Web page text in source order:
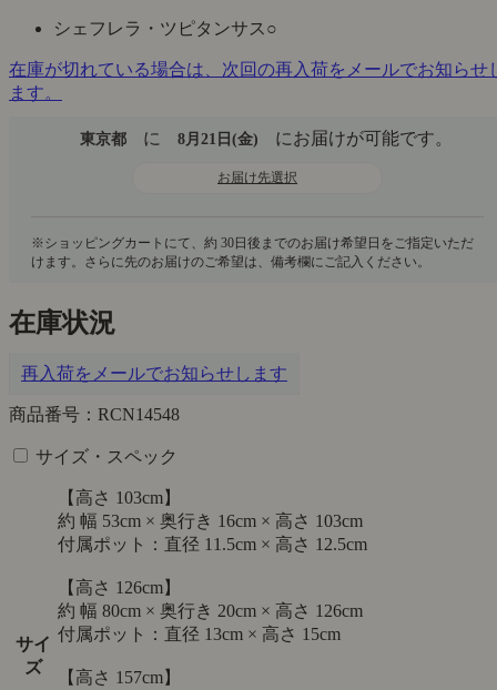
シェフレラ・ツピタンサス ○
在庫が切れている場合は、次回の再入荷をメールでお知らせ
ます。
東京都 に 8月21日(金) にお届けが可能です。
お届け先選択
在庫状況
再入荷をメールでお知らせします
商品番号：RCN14548
サイズ・スペック
サイ
ズ
【高さ 103cm】
約 幅 53cm × 奥行き 16cm × 高さ 103cm
付属ポット：直径 11.5cm × 高さ 12.5cm
【高さ 126cm】
約 幅 80cm × 奥行き 20cm × 高さ 126cm
付属ポット：直径 13cm × 高さ 15cm
【高さ 157cm】